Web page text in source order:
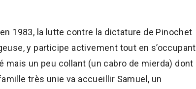
1983, la lutte contre la dictature de Pinochet
y participe activement tout en s’occupant
mais un peu collant (un cabro de mierda) dont
très unie va accueillir Samuel, un